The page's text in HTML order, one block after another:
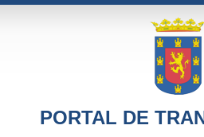
PORTAL DE